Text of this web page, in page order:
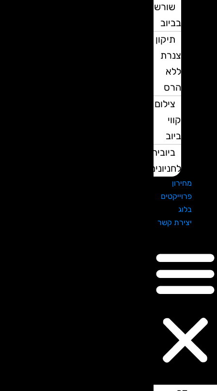
שורשים
בביוב
תיקון
צנרת
ללא
הרס
צילום
קווי
ביוב
ביובית
לחניונים
מחירון
פרוייקטים
בלוג
יצירת קשר